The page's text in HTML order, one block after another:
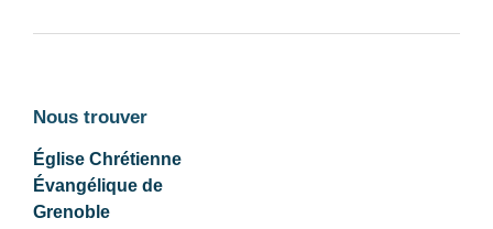
Nous trouver
Église Chrétienne
Évangélique de
Grenoble